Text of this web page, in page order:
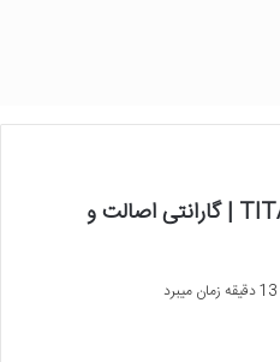
خرید ساعت مچی تایتن TITAN | گارانتی اصالت و